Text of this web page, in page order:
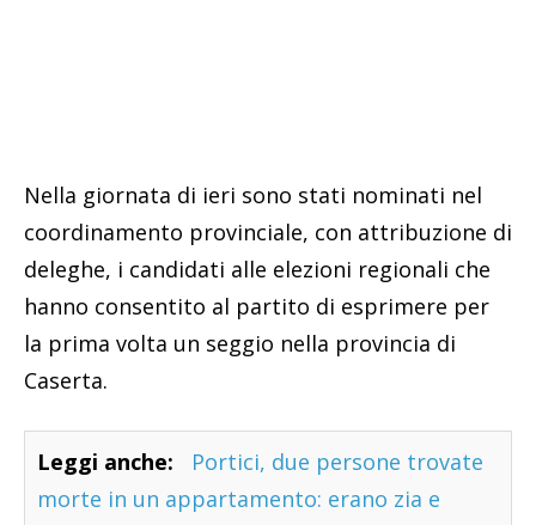
Nella giornata di ieri sono stati nominati nel
coordinamento provinciale, con attribuzione di
deleghe, i candidati alle elezioni regionali che
hanno consentito al partito di esprimere per
la prima volta un seggio nella provincia di
Caserta.
Leggi anche:
Portici, due persone trovate
morte in un appartamento: erano zia e